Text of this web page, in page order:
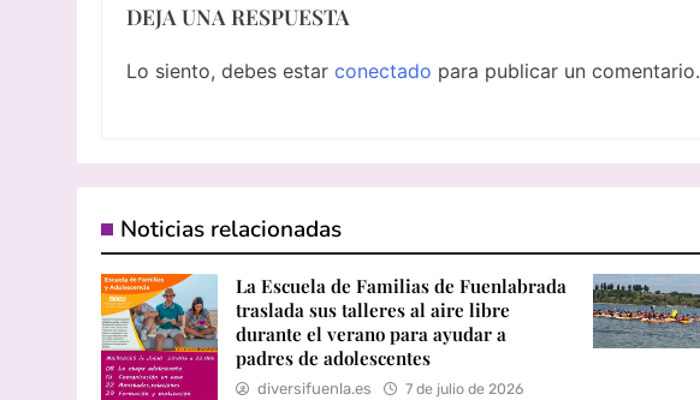
DEJA UNA RESPUESTA
Lo siento, debes estar conectado para publicar un comentario.
Noticias relacionadas
La Escuela de Familias de Fuenlabrada
traslada sus talleres al aire libre
durante el verano para ayudar a
padres de adolescentes
diversifuenla.es 7 de julio de 2026